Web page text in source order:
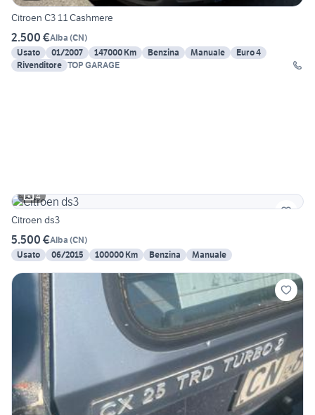
Citroen C3 1.1 Cashmere
2.500 €Alba (CN)
Usato
01/2007 147000 Km Benzina Manuale
Euro 4
Rivenditore TOP GARAGE
4
Citroen ds3
5.500 €Alba (CN)
Usato
06/2015 100000 Km Benzina Manuale